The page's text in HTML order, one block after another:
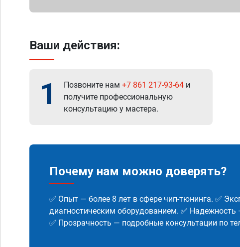
Ваши действия:
1 Позвоните нам +7 861 217-93-64 и
получите профессиональную
консультацию у мастера.
Почему нам можно доверять?
✅ Опыт — более 8 лет в сфере чип-тюнинга. ✅
диагностическим оборудованием. ✅ Надежность
✅ Прозрачность — подробные консультации по